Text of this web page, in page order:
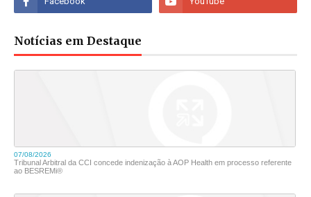
Notícias em Destaque